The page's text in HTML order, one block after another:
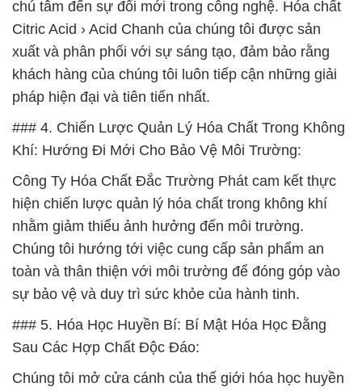
chú tâm đến sự đổi mới trong công nghệ. Hóa chất
Citric Acid › Acid Chanh của chúng tôi được sản
xuất và phân phối với sự sáng tạo, đảm bảo rằng
khách hàng của chúng tôi luôn tiếp cận những giải
pháp hiện đại và tiên tiến nhất.
### 4. Chiến Lược Quản Lý Hóa Chất Trong Không
Khí: Hướng Đi Mới Cho Bảo Vệ Môi Trường:
Công Ty Hóa Chất Đắc Trường Phát cam kết thực
hiện chiến lược quản lý hóa chất trong không khí
nhằm giảm thiểu ảnh hưởng đến môi trường.
Chúng tôi hướng tới việc cung cấp sản phẩm an
toàn và thân thiện với môi trường để đóng góp vào
sự bảo vệ và duy trì sức khỏe của hành tinh.
### 5. Hóa Học Huyền Bí: Bí Mật Hóa Học Đằng
Sau Các Hợp Chất Độc Đáo:
Chúng tôi mở cửa cánh của thế giới hóa học huyền